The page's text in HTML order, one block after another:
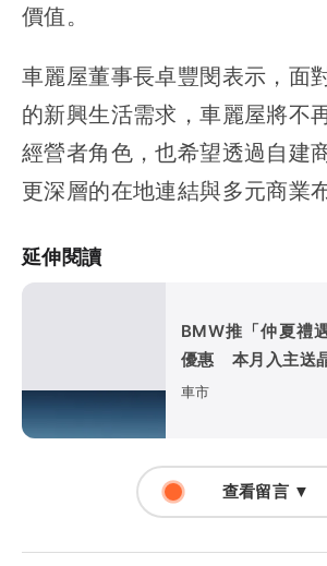
價值。
車麗屋董事長卓豐閔表示，面
的新興生活需求，車麗屋將不
經營者角色，也希望透過自建
更深層的在地連結與多元商業布
延伸閱讀
BMW推「仲夏禮
優惠 本月入主送
兩夜、低月付5,900
車市
查看留言 ▼